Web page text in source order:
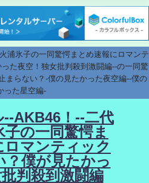
浦氷子の一同驚愕まとめ速報にロマンテ
た夜空！独女批判殺到激闘編--の一同驚
まらない？-僕の見たかった夜空編--僕の
った星空編-
AKB46！--二代
子の一同驚愕ま
ロマンティック
？僕が見たかっ
判殺到激闘編